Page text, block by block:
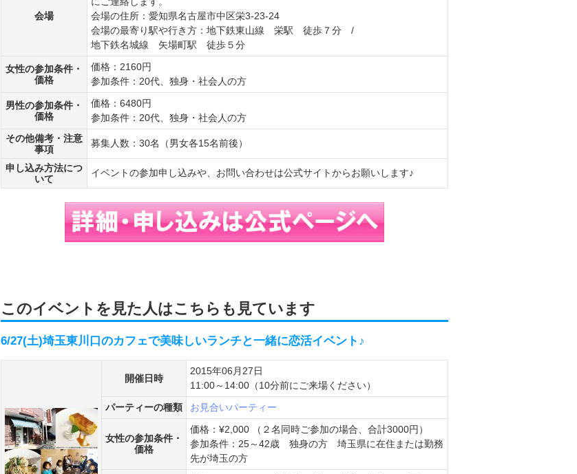
会場
会場の住所：愛知県名古屋市中区栄3-23-24
会場の最寄り駅や行き方：地下鉄東山線 栄駅 徒歩７分 /
地下鉄名城線 矢場町駅 徒歩５分
女性の参加条件・
価格
価格：2160円
参加条件：20代、独身・社会人の方
男性の参加条件・
価格
価格：6480円
参加条件：20代、独身・社会人の方
その他備考・注意
事項
募集人数：30名（男女各15名前後）
申し込み方法につ
いて
イベントの参加申し込みや、お問い合わせは公式サイトからお願いします♪
このイベントを見た人はこちらも見ています
6/27(土)埼玉東川口のカフェで美味しいランチと一緒に恋活イベント♪
開催日時
2015年06月27日
11:00～14:00（10分前にご来場ください）
パーティーの種類
お見合いパーティー
女性の参加条件・
価格
価格：¥2,000 （２名同時ご参加の場合、合計3000円）
参加条件：25～42歳 独身の方 埼玉県に在住または勤務
先が埼玉の方